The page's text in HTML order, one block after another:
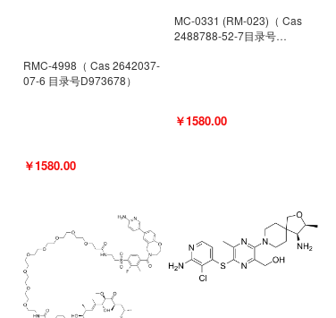
RMC-4998（ Cas 2642037-
07-6 目录号D973678）
￥1580.00
MC-0331 (RM-023)（ Cas
2488788-52-7目录号
￥1580.00